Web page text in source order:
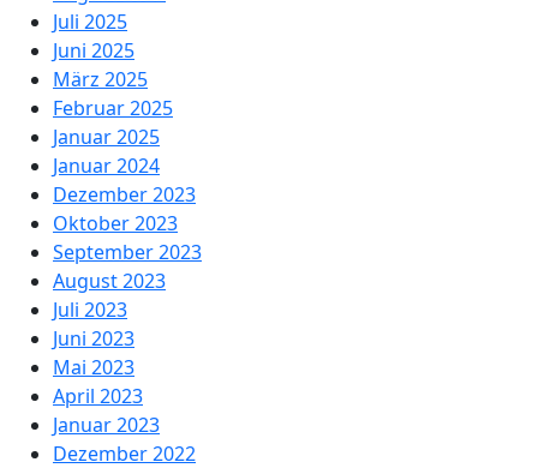
Juli 2025
Juni 2025
März 2025
Februar 2025
Januar 2025
Januar 2024
Dezember 2023
Oktober 2023
September 2023
August 2023
Juli 2023
Juni 2023
Mai 2023
April 2023
Januar 2023
Dezember 2022